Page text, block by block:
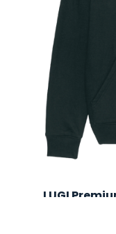
LUGI